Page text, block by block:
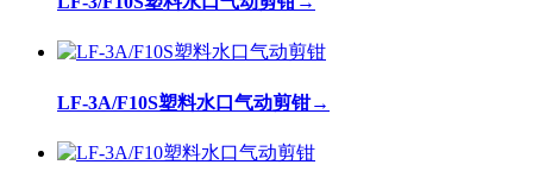
LF-3A/F10S塑料水口气动剪钳→